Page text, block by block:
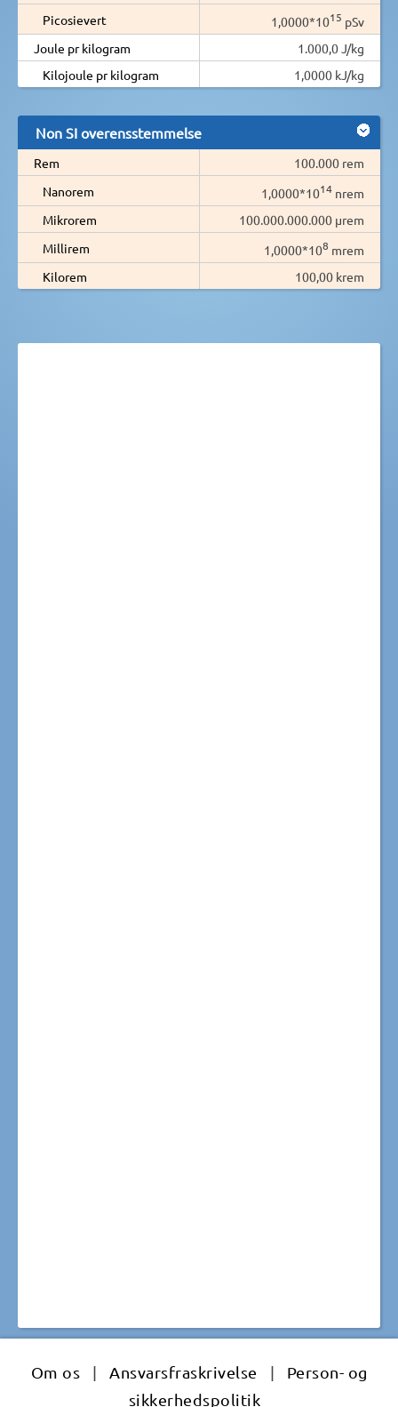
Picosievert
1,0000*1015 pSv
Joule pr kilogram
1.000,0 J/kg
Kilojoule pr kilogram
1,0000 kJ/kg
Non SI overensstemmelse
Rem
100.000 rem
Nanorem
1,0000*1014 nrem
Mikrorem
100.000.000.000 µrem
Millirem
1,0000*108 mrem
Kilorem
100,00 krem
Om os | Ansvarsfraskrivelse |
Person- og
sikkerhedspolitik